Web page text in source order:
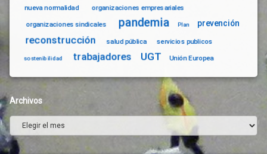
nueva normalidad organizaciones empresariales
organizaciones sindicales pandemia Plan prevención
reconstrucción salud pública servicios publicos
sostenibilidad trabajadores UGT Unión Europea
Archivos
Archivos